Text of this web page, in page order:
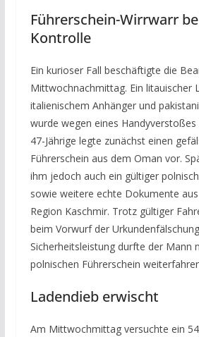
Führerschein-Wirrwarr
Kontrolle
Ein kurioser Fall beschäftigte die
Mittwochnachmittag. Ein litauischer
italienischem Anhänger und
wurde wegen eines
47-Jährige legte zunächst einen
Führerschein aus dem Oman vor.
ihm jedoch auch ein gültiger
sowie weitere echte Dokumente
Region Kaschmir. Trotz gültiger
beim Vorwurf der
Sicherheitsleistung durfte der Mann
polnischen Führerschein
Ladendieb erwischt
Am Mittwochmittag versuchte ein